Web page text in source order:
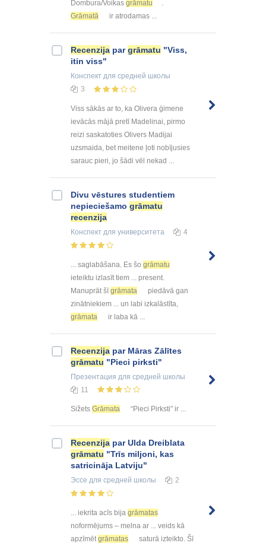
Dombura/Voikas grāmatu
.
Grāmatā
ir atrodamas ...
Recenzija pargrāmatu "Viss,
itin viss"
Конспект для средней школы
3
Viss sākās ar to, ka Olivera ģimene
ievācās mājā pretī Madelinai, pirmo
reizi saskatoties Olivers Madijai
uzsmaida, bet meitene ļoti nobījusies
sarauc pieri, jo šādi vēl nekad ...
Divu vēstures studentiem
nepieciešamo grāmatu
recenzija
Конспект для университета 4
... saglabāšana. Es šo grāmatu
ieteiktu izlasīt tiem ... present.
Manuprāt šīgrāmata
piedāvā gan
zinātniekiem ... un labi izkalāstīta,
grāmata
ir laba kā ...
Recenzija par Māras Zālītes
grāmatu "Pieci pirksti"
Презентация для средней школы
11
Sižets Grāmata “Pieci Pirksti” ir ...
Recenzija par Ulda Dreiblata
grāmatu "Trīs miljoni, kas
satricināja Latviju"
Эссе для средней школы 2
... iekrita acīs bija grāmatas
noformējums – melna ar ... veids kā
apzīmētgrāmatas
saturā izteikto. Šī